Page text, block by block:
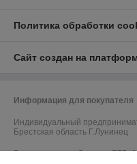
Политика обработки
Сайт создан на
Информация для покупателя
Индивидуальный
Брестская область Г.Лунинец
Регистрационный номер ЕГР: